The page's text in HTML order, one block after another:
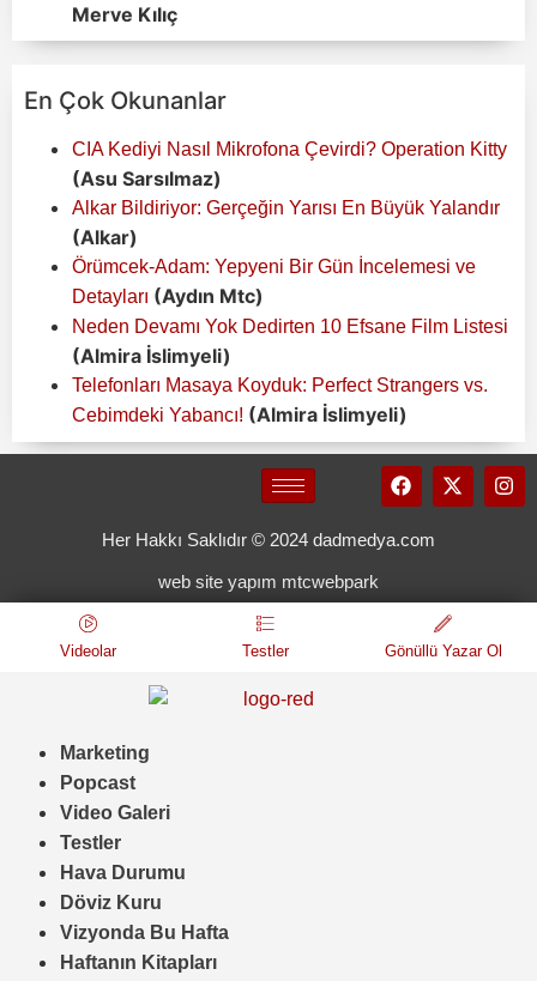
Merve Kılıç
En Çok Okunanlar
CIA Kediyi Nasıl Mikrofona Çevirdi? Operation Kitty
(Asu Sarsılmaz)
Alkar Bildiriyor: Gerçeğin Yarısı En Büyük Yalandır
(Alkar)
Örümcek-Adam: Yepyeni Bir Gün İncelemesi ve
Detayları (Aydın Mtc)
Neden Devamı Yok Dedirten 10 Efsane Film Listesi
(Almira İslimyeli)
Telefonları Masaya Koyduk: Perfect Strangers vs.
Cebimdeki Yabancı! (Almira İslimyeli)
Her Hakkı Saklıdır © 2024 dadmedya.com
web site yapım mtcwebpark
Videolar Testler Gönüllü Yazar Ol
Marketing
Popcast
Video Galeri
Testler
Hava Durumu
Döviz Kuru
Vizyonda Bu Hafta
Haftanın Kitapları